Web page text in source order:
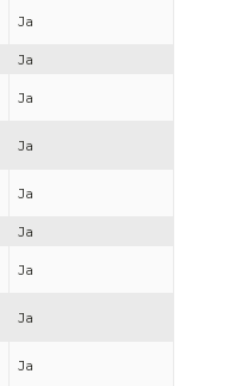
Ja
Ja
Ja
Ja
Ja
Ja
Ja
Ja
Ja